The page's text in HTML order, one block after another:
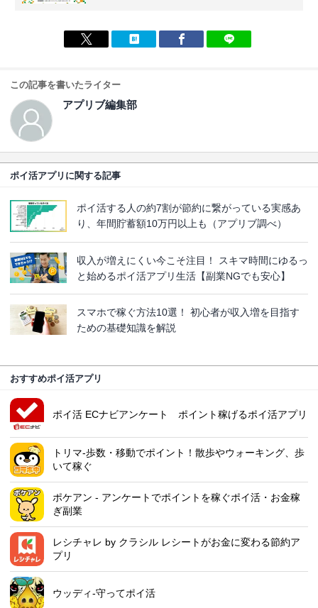
この記事を書いたライター
アプリブ編集部
ポイ活アプリに関する記事
ポイ活する人の約7割が節約に繋がっている実感あ
り、年間貯蓄額10万円以上も（アプリブ調べ）
収入が増えにくい今こそ注目！ スキマ時間にゆるっ
と始めるポイ活アプリ生活【副業NGでも安心】
スマホで稼ぐ方法10選！ 初心者が収入増を目指す
ための基礎知識を解説
おすすめポイ活アプリ
ポイ活 ECナビアンケート ポイント稼げるポイ活アプリ
トリマ-歩数・移動でポイント！散歩やウォーキング、歩
いて稼ぐ
ポケアン - アンケートでポイントを稼ぐポイ活・お金稼
ぎ副業
レシチャレ by クラシル レシートがお金に変わる節約ア
プリ
ウッディ-守ってポイ活